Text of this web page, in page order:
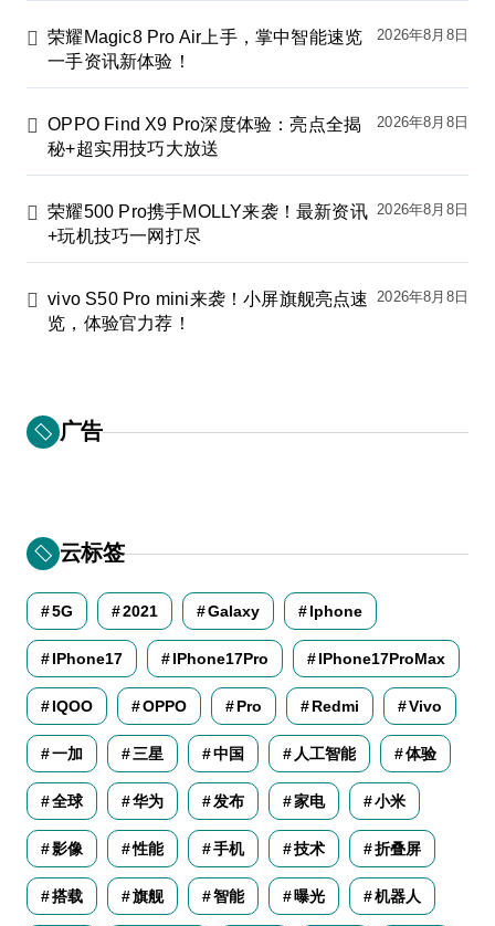
荣耀Magic8 Pro Air上手，掌中智能速览
一手资讯新体验！
2026年8月8日
OPPO Find X9 Pro深度体验：亮点全揭
秘+超实用技巧大放送
2026年8月8日
荣耀500 Pro携手MOLLY来袭！最新资讯
+玩机技巧一网打尽
2026年8月8日
vivo S50 Pro mini来袭！小屏旗舰亮点速
览，体验官力荐！
2026年8月8日
广告
云标签
5G 2021 Galaxy Iphone
IPhone17 IPhone17Pro IPhone17ProMax
IQOO OPPO Pro Redmi Vivo
一加 三星 中国 人工智能 体验
全球 华为 发布 家电 小米
影像 性能 手机 技术 折叠屏
搭载 旗舰 智能 曝光 机器人